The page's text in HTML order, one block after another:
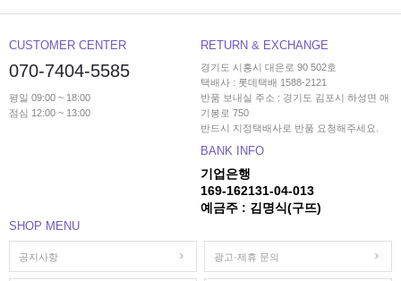
CUSTOMER CENTER
070-7404-5585
평일 09:00 ~ 18:00
점심 12:00 ~ 13:00
RETURN & EXCHANGE
경기도 시흥시 대은로 90 502호
택배사 : 롯데택배 1588-2121
반품 보내실 주소 : 경기도 김포시 하성면 애
기봉로 750
반드시 지정택배사로 반품 요청해주세요.
BANK INFO
기업은행
169-162131-04-013
예금주 : 김명식(구뜨)
SHOP MENU
공지사항 광고·제휴 문의